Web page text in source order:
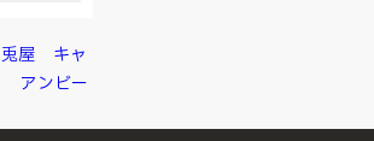
屋 キャ
アンビー